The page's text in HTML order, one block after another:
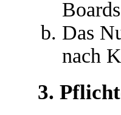
Das
nach
3.